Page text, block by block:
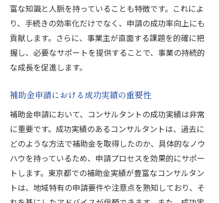
富な知識と人脈を持っていることも特徴です。これによ
り、手続きの効率化だけでなく、申請の成功率向上にも
貢献します。さらに、事業主が直面する課題を的確に把
握し、必要なサポートを提供することで、事業の持続的
な成長を促進します。
補助金申請における成功実績の重要性
補助金申請において、コンサルタントの成功実績は非常
に重要です。成功実績のあるコンサルタントは、過去に
どのような方法で補助金を取得したのか、具体的なノウ
ハウを持っているため、申請プロセスを効果的にサポー
トします。東京都での補助金実績が豊富なコンサルタン
トは、地域特有の申請要件や注意点を熟知しており、そ